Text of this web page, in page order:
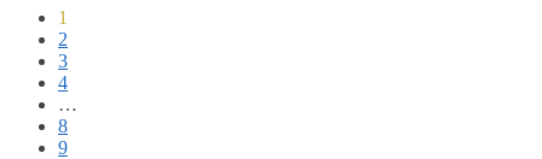
1
2
3
4
…
8
9